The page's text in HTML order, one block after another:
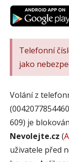
Telefonní
jako
Volání z
609) je
Nevolejte.cz (
uživatele před